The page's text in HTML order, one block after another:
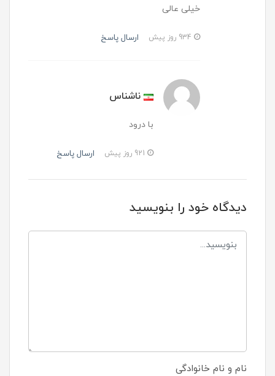
خیلی عالی
ارسال پاسخ
ناشناس
با درود
ارسال پاسخ
دیدگاه خود را بنویسید
نام و نام خانوادگی